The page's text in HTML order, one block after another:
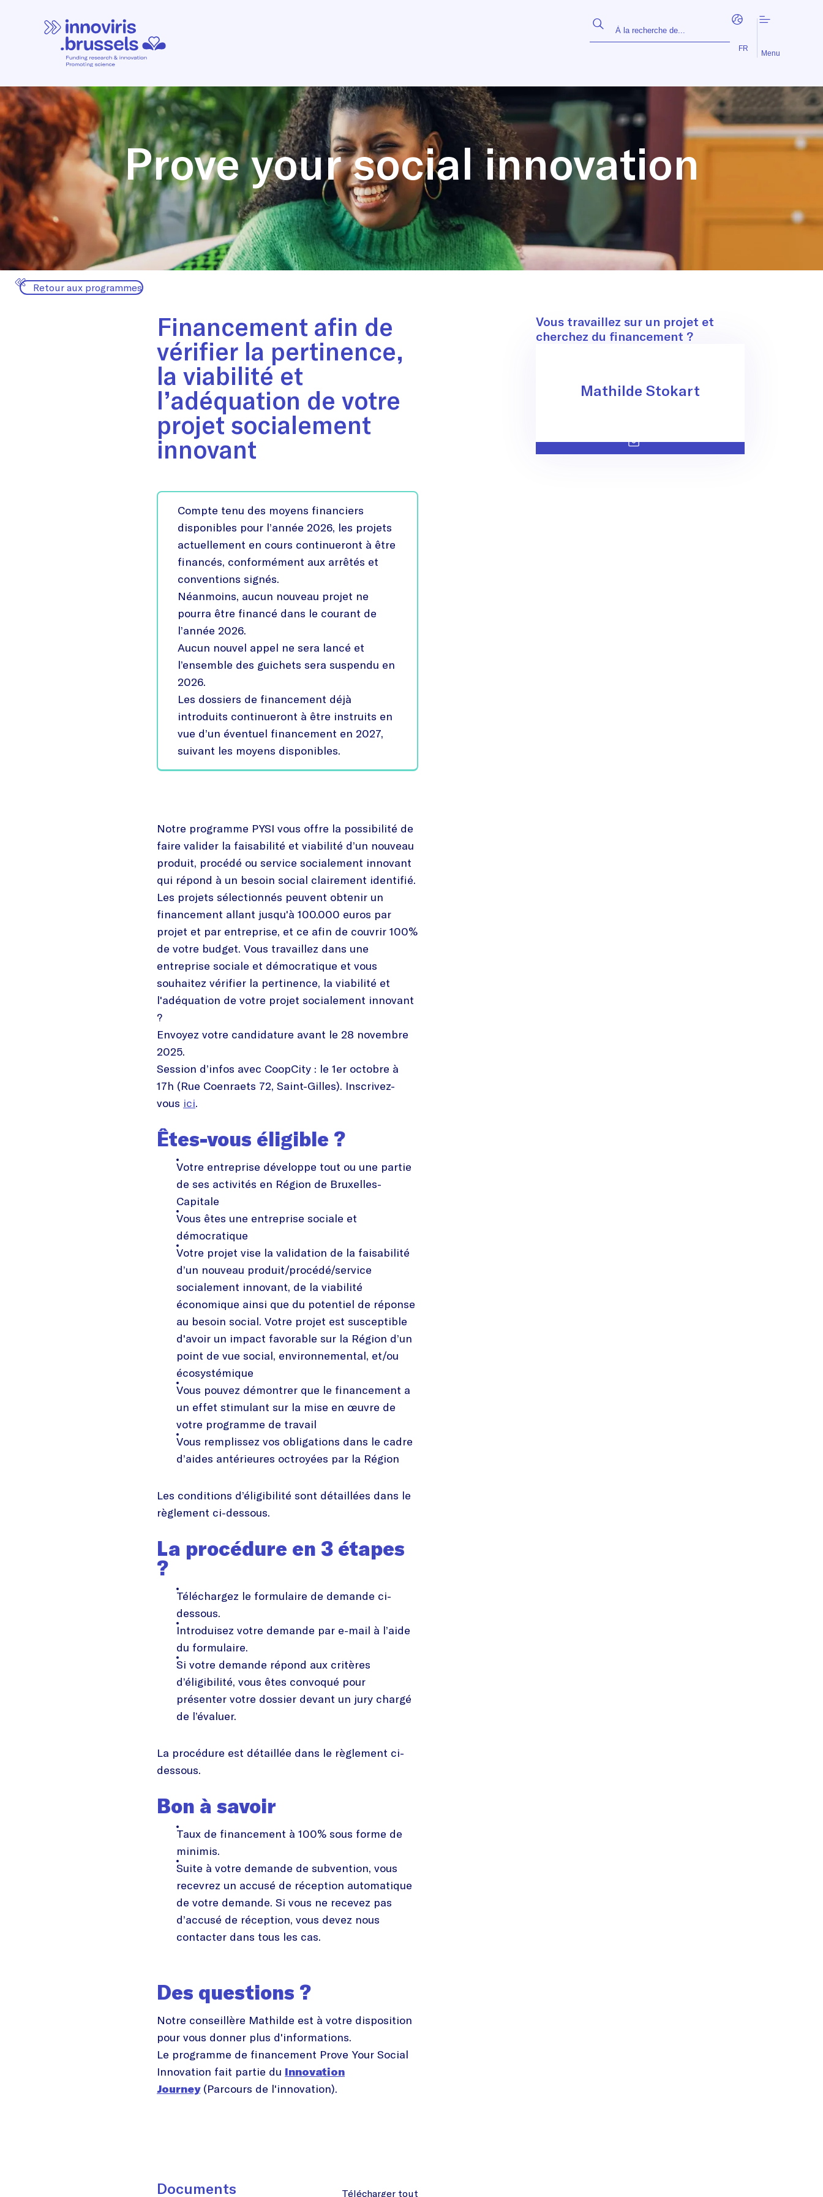
FR
EN
Menu
Prove your social innovation
Retour aux programmes
Financement afin de
vérifier la pertinence,
la viabilité et
l’adéquation de votre
projet socialement
innovant
Compte tenu des moyens financiers
disponibles pour l’année 2026, les projets
actuellement en cours continueront à être
financés, conformément aux arrêtés et
conventions signés.
Néanmoins, aucun nouveau projet ne
pourra être financé dans le courant de
l’année 2026.
Aucun nouvel appel ne sera lancé et
l’ensemble des guichets sera suspendu en
2026.
Les dossiers de financement déjà
introduits continueront à être instruits en
vue d’un éventuel financement en 2027,
suivant les moyens disponibles.
Notre programme PYSI vous offre la possibilité de
faire valider la faisabilité et viabilité d’un nouveau
produit, procédé ou service socialement innovant
qui répond à un besoin social clairement identifié.
Les projets sélectionnés peuvent obtenir un
financement allant jusqu'à 100.000 euros par
projet et par entreprise, et ce afin de couvrir 100%
de votre budget. Vous travaillez dans une
entreprise sociale et démocratique et vous
souhaitez vérifier la pertinence, la viabilité et
l'adéquation de votre projet socialement innovant
?
Envoyez votre candidature avant le 28 novembre
2025.
Session d’infos avec CoopCity : le 1er octobre à
17h (Rue Coenraets 72, Saint-Gilles). Inscrivez-
vous ici.
Êtes-vous éligible ?
Votre entreprise développe tout ou une partie
de ses activités en Région de Bruxelles-
Capitale
Vous êtes une entreprise sociale et
démocratique
Votre projet vise la validation de la faisabilité
d’un nouveau produit/procédé/service
socialement innovant, de la viabilité
économique ainsi que du potentiel de réponse
au besoin social. Votre projet est susceptible
d'avoir un impact favorable sur la Région d’un
point de vue social, environnemental, et/ou
écosystémique
Vous pouvez démontrer que le financement a
un effet stimulant sur la mise en œuvre de
votre programme de travail
Vous remplissez vos obligations dans le cadre
d’aides antérieures octroyées par la Région
Les conditions d’éligibilité sont détaillées dans le
règlement ci-dessous.
La procédure en 3 étapes
?
Téléchargez le formulaire de demande ci-
dessous.
Introduisez votre demande par e-mail à l’aide
du formulaire.
Si votre demande répond aux critères
d’éligibilité, vous êtes convoqué pour
présenter votre dossier devant un jury chargé
de l’évaluer.
La procédure est détaillée dans le règlement ci-
dessous.
Bon à savoir
Taux de financement à 100% sous forme de
minimis.
Suite à votre demande de subvention, vous
recevrez un accusé de réception automatique
de votre demande. Si vous ne recevez pas
d’accusé de réception, vous devez nous
contacter dans tous les cas.
Des questions ?
Notre conseillère Mathilde est à votre disposition
pour vous donner plus d'informations.
Le programme de financement Prove Your Social
Innovation fait partie du Innovation
Journey(Parcours de l'innovation).
Documents Télécharger tout
Vous travaillez sur un projet et
cherchez du financement ?
Contact
Mathilde Stokart